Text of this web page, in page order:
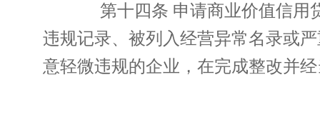
第十四条 申请商业价值信用贷
违规记录、被列入经营异常名录或
意轻微违规的企业，在完成整改并